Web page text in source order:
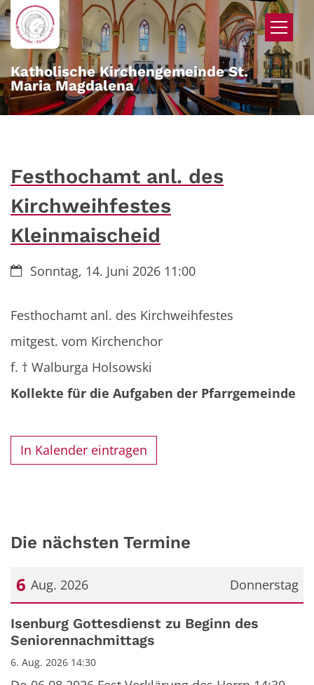
Zum Inhalt springen
Katholische Kirchengemeinde St.
Maria Magdalena
Festhochamt anl. des
Kirchweihfestes
Kleinmaischeid
Datum:Sonntag, 14. Juni 2026 11:00
Festhochamt anl. des Kirchweihfestes
mitgest. vom Kirchenchor
f. † Walburga Holsowski
Kollekte für die Aufgaben der Pfarrgemeinde
In Kalender eintragen
Die nächsten Termine
Donnerstag
6 Aug. 2026
Datum: 6. August 2026
Isenburg Gottesdienst zu Beginn des
Seniorennachmittags
6. Aug. 2026 14:30